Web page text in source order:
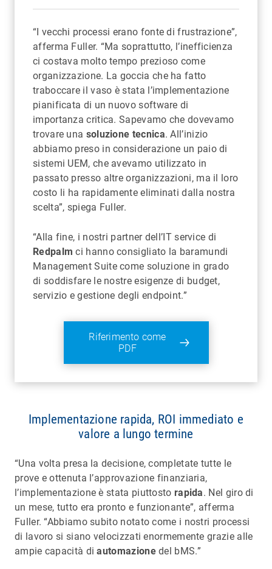
“I vecchi processi erano fonte di frustrazione”,
afferma Fuller. “Ma soprattutto, l’inefficienza
ci costava molto tempo prezioso come
organizzazione. La goccia che ha fatto
traboccare il vaso è stata l’implementazione
pianificata di un nuovo software di
importanza critica. Sapevamo che dovevamo
trovare una soluzione tecnica. All’inizio
abbiamo preso in considerazione un paio di
sistemi UEM, che avevamo utilizzato in
passato presso altre organizzazioni, ma il loro
costo li ha rapidamente eliminati dalla nostra
scelta”, spiega Fuller.
“Alla fine, i nostri partner dell’IT service di
Redpalm ci hanno consigliato la baramundi
Management Suite come soluzione in grado
di soddisfare le nostre esigenze di budget,
servizio e gestione degli endpoint.”
Riferimento come
PDF
Implementazione rapida, ROI immediato e
valore a lungo termine
“Una volta presa la decisione, completate tutte le
prove e ottenuta l’approvazione finanziaria,
l’implementazione è stata piuttosto rapida. Nel giro di
un mese, tutto era pronto e funzionante”, afferma
Fuller. “Abbiamo subito notato come i nostri processi
di lavoro si siano velocizzati enormemente grazie alle
ampie capacità diautomazionedel bMS.”